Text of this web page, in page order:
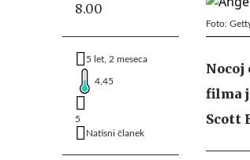
8.00
5 let, 2 meseca
4,45
5
Natisni članek
Foto:
Nocoj
filma
Scott